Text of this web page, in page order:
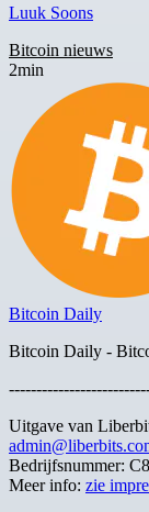
Luuk Soons
Bitcoin nieuws
2min
Bitcoin Daily
Bitcoin Daily -
Uitgave van
Bedrijfsnummer:
Meer info: zie